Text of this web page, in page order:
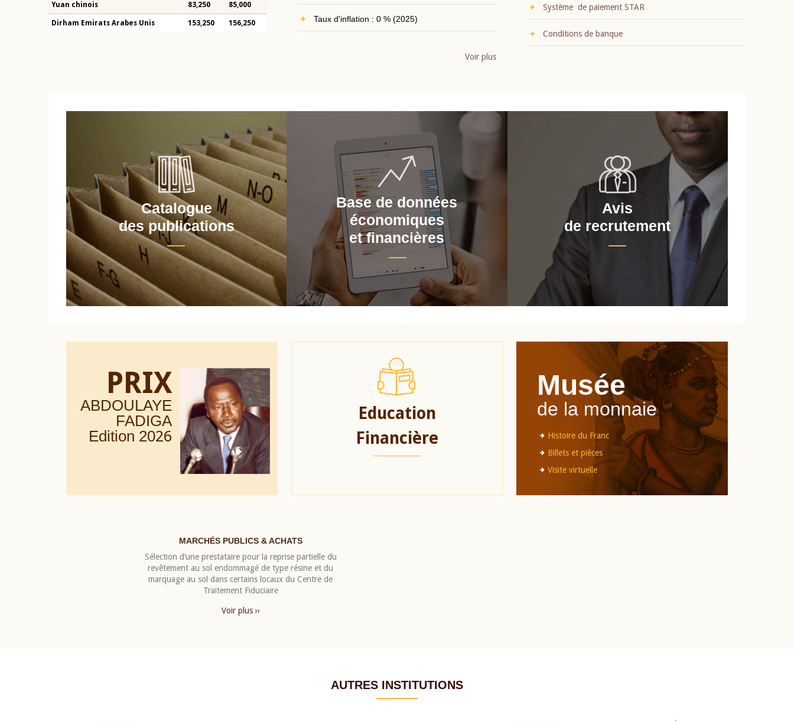
Yuan chinois 83,250 85,000
Dirham Emirats Arabes Unis 153,250 156,250 Taux d'inflation : 0 % (2025)
Voir plus
Système de paiement STAR
Conditions de banque
Catalogue
des publications
Base de données
économiques
et financières
Avis
de recrutement
PRIX
ABDOULAYE
FADIGA
Edition 2026
Education
Financière
Musée
de la monnaie
Histoire du Franc
Billets et pièces
Visite virtuelle
MARCHÉS PUBLICS & ACHATS
Sélection d’une prestataire pour la reprise partielle du
revêtement au sol endommagé de type résine et du
marquage au sol dans certains locaux du Centre de
Traitement Fiduciaire
Voir plus ››
AUTRES INSTITUTIONS